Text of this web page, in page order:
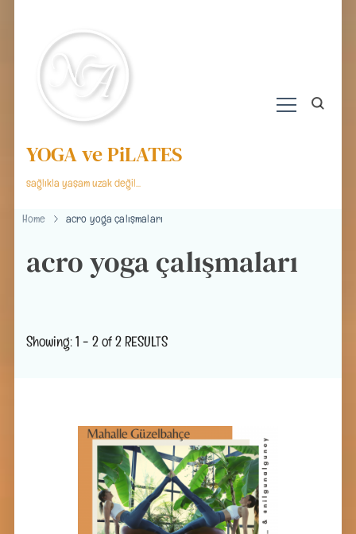
YOGA ve PiLATES
sağlıkla yaşam uzak değil…
Home acro yoga çalışmaları
acro yoga çalışmaları
Showing: 1 - 2 of 2 RESULTS